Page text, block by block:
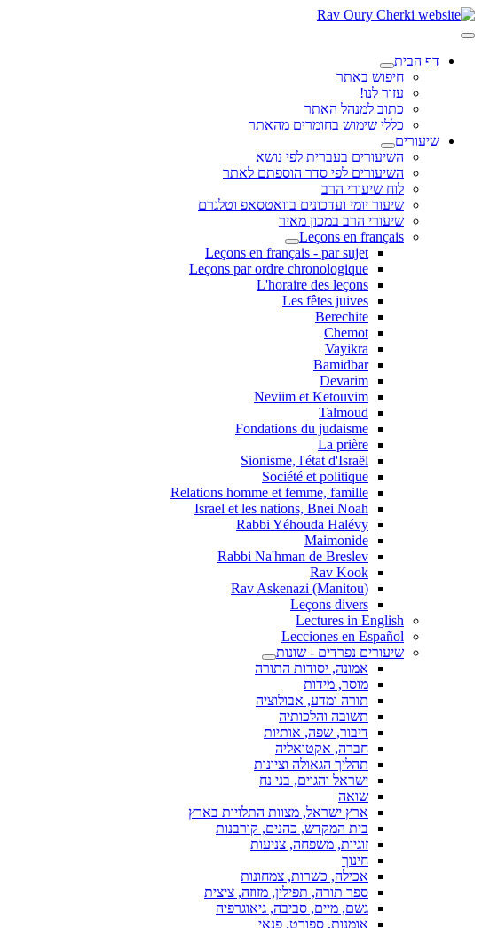
דף הבית
חיפוש באתר
עזור לנו!
כתוב למנהל האתר
כללי שימוש בחומרים מהאתר
שיעורים
השיעורים בעברית לפי נושא
השיעורים לפי סדר הוספתם לאתר
לוח שיעורי הרב
שיעור יומי ועדכונים בוואטסאפ וטלגרם
שיעורי הרב במכון מאיר
Leçons en français
Leçons en français - par sujet
Leçons par ordre chronologique
L'horaire des leçons
Les fêtes juives
Berechite
Chemot
Vayikra
Bamidbar
Devarim
Neviim et Ketouvim
Talmoud
Fondations du judaisme
La prière
Sionisme, l'état d'Israël
Société et politique
Relations homme et femme, famille
Israel et les nations, Bnei Noah
Rabbi Yéhouda Halévy
Maimonide
Rabbi Na'hman de Breslev
Rav Kook
(Rav Askenazi (Manitou
Leçons divers
Lectures in English
Lecciones en Español
שיעורים נפרדים - שונות
אמונה, יסודות התורה
מוסר, מידות
תורה ומדע, אבולוציה
תשובה והלכותיה
דיבור, שפה, אותיות
חברה, אקטואליה
תהליך הגאולה וציונות
ישראל והגוים, בני נח
שואה
ארץ ישראל, מצוות התלויות בארץ
בית המקדש, כהנים, קורבנות
זוגיות, משפחה, צניעות
חינוך
אכילה, כשרות, צמחונות
ספר תורה, תפילין, מזוזה, ציצית
גשם, מיים, סביבה, גיאוגרפיה
אומנות, ספורט, פנאי